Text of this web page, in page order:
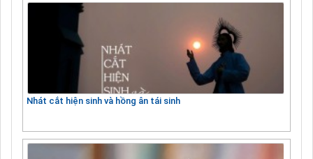
Nhát cắt hiện sinh và hồng ân tái sinh